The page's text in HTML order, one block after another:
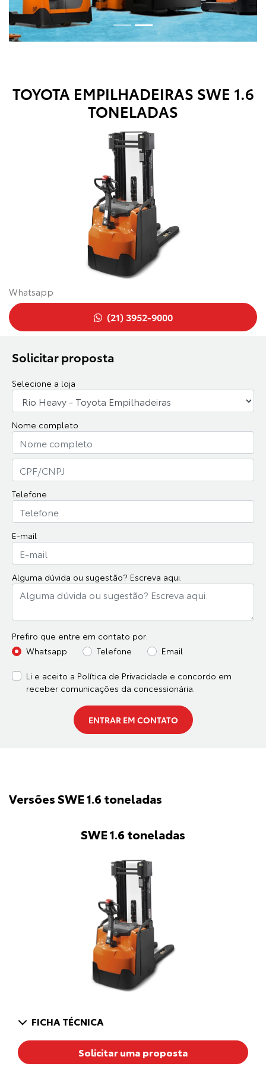
TOYOTA EMPILHADEIRAS SWE 1.6
TONELADAS
Solicitar proposta
Selecione a loja
Nome completo
Telefone
E-mail
Alguma dúvida ou sugestão? Escreva aqui.
Prefiro que entre em contato por:
Whatsapp
Telefone Email
Li e aceito a Política de Privacidade e concordo em
receber comunicações da concessionária.
ENTRAR EM CONTATO
Whatsapp
(21) 3952-9000
Versões SWE 1.6 toneladas
SWE 1.6 toneladas
FICHA TÉCNICA
Solicitar uma proposta